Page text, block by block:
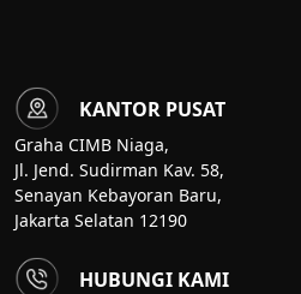
KANTOR PUSAT
Graha CIMB Niaga,
Jl. Jend. Sudirman Kav. 58,
Senayan Kebayoran Baru,
Jakarta Selatan 12190
HUBUNGI KAMI